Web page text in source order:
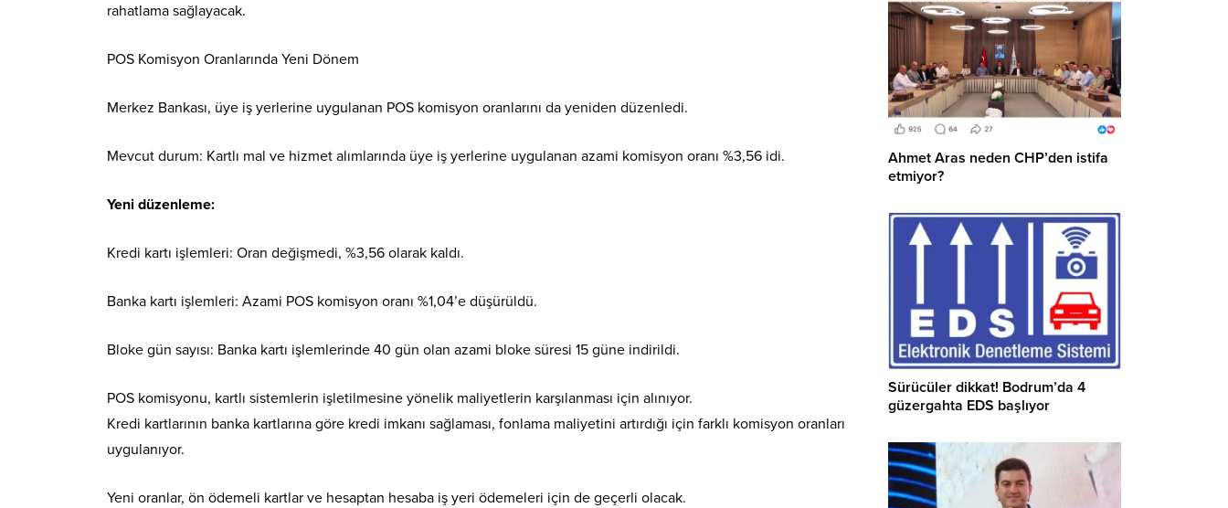
rahatlama sağlayacak.
POS Komisyon Oranlarında Yeni Dönem
Merkez Bankası, üye iş yerlerine uygulanan POS komisyon oranlarını da yeniden düzenledi.
Mevcut durum: Kartlı mal ve hizmet alımlarında üye iş yerlerine uygulanan azami komisyon oranı %3,56 idi.
Yeni düzenleme:
Kredi kartı işlemleri: Oran değişmedi, %3,56 olarak kaldı.
Banka kartı işlemleri: Azami POS komisyon oranı %1,04’e düşürüldü.
Bloke gün sayısı: Banka kartı işlemlerinde 40 gün olan azami bloke süresi 15 güne indirildi.
POS komisyonu, kartlı sistemlerin işletilmesine yönelik maliyetlerin karşılanması için alınıyor.
Kredi kartlarının banka kartlarına göre kredi imkanı sağlaması, fonlama maliyetini artırdığı için farklı komisyon oranları
uygulanıyor.
Yeni oranlar, ön ödemeli kartlar ve hesaptan hesaba iş yeri ödemeleri için de geçerli olacak.
Ahmet Aras neden CHP’den istifa
etmiyor?
Sürücüler dikkat! Bodrum’da 4
güzergahta EDS başlıyor